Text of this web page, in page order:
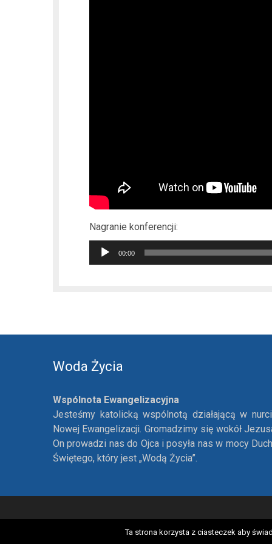
Nagranie konferencji:
Odtwarzacz
00:00
Woda Życia
Wspólnota Ewangelizacyjna
Jesteśmy katolicką wspólnotą działającą w
Nowej Ewangelizacji. Gromadzimy się wokół
On prowadzi nas do Ojca i posyła nas w mocy
Świętego, który jest „Wodą Życia”.
Ta strona korzysta z ciasteczek aby